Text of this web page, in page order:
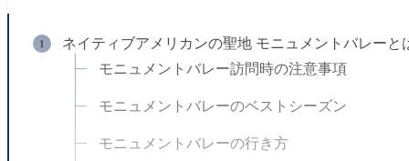
ネイティブアメリカンの聖地 モニュメントバレーと
モニュメントバレー訪問時の注意事項
モニュメントバレーのベストシーズン
モニュメントバレーの行き方